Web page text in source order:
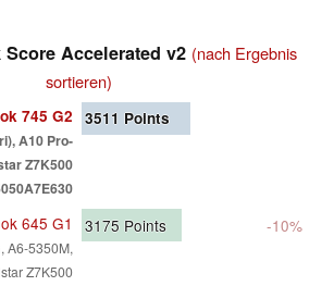
Score Accelerated v2 (nach Ergebnis
sortieren)
745 G2
A10 Pro-
Z7K500
3511 Points
645 G1
A6-5350M,
Z7K500
3175 Points -10%